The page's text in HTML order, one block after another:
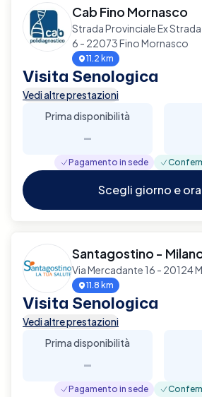
Cab Fino Mornasco
Strada Provinciale Ex
6 - 22073 Fino Mornasco
11.2 km
Visita Senologica
Vedi altre prestazioni
Prima disponibilità
-
Pagamento in sede
Scegli giorno e ora
Santagostino -
Via Mercadante 16 - 20124
11.8 km
Visita Senologica
Vedi altre prestazioni
Prima disponibilità
-
Pagamento in sede